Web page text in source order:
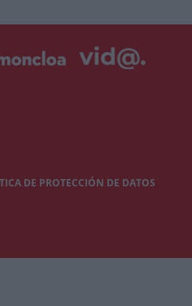
DE PROTECCIÓN DE DATOS